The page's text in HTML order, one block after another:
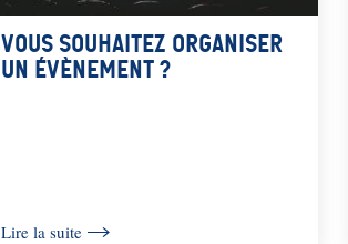
Vous souhaitez organiser
un évènement ?
Lire la suite